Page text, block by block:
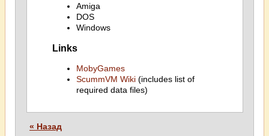
Amiga
DOS
Windows
Links
MobyGames
ScummVM Wiki(includes list of
required data files)
« Назад